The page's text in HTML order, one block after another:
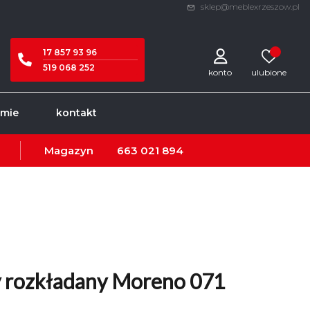
sklep@meblexrzeszow.pl
17 857 93 96
519 068 252
konto
kontakt
Magazyn 663 021 894
rozkładany Moreno 071